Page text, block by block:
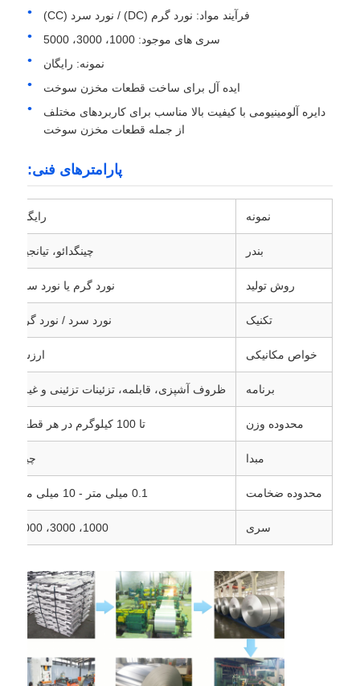
دایره آلومینیومی
کویل آلومینیومی
کویل نوار آلومینیومی
صفحه شطرنجی آلومینیوم
آلومینیوم برجسته
ورق آلومینیومی لایه دار
پانل های لانه زنبوری آلومینیوم
لانه زنبوری آلومینیومی
فرآیند مواد: نورد گرم (DC) / نورد سرد (CC)
سری های موجود: 1000، 3000، 5000
نمونه: رایگان
ایده آل برای ساخت قطعات مخزن سوخت
دایره آلومینیومی با کیفیت بالا مناسب برای کاربردهای مختلف
از جمله قطعات مخزن سوخت
پارامترهای فنی:
نمونه رایگان
بندر چینگدائو، تیانجین
روش تولید نورد گرم یا نورد سرد
تکنیک نورد سرد / نورد گرم
خواص مکانیکی ارزش
برنامه ظروف آشپزی، قابلمه، تزئینات تزئینی و غیره
محدوده وزن تا 100 کیلوگرم در هر قطعه
مبدا چین
محدوده ضخامت 0.1 میلی متر - 10 میلی متر
سری 1000، 3000، 5000